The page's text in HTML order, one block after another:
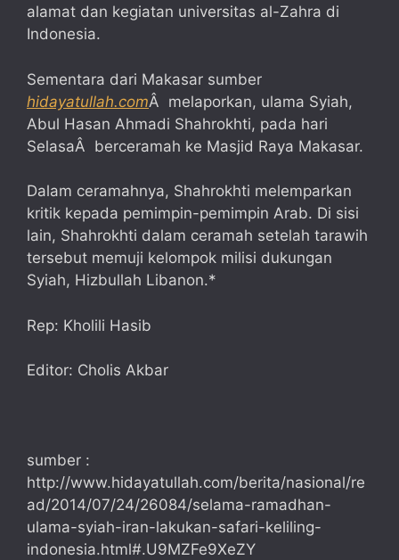
alamat dan kegiatan universitas al-Zahra di
Indonesia.
Sementara dari Makasar sumber
hidayatullah.comÂ melaporkan, ulama Syiah,
Abul Hasan Ahmadi Shahrokhti, pada hari
SelasaÂ berceramah ke Masjid Raya Makasar.
Dalam ceramahnya, Shahrokhti melemparkan
kritik kepada pemimpin-pemimpin Arab. Di sisi
lain, Shahrokhti dalam ceramah setelah tarawih
tersebut memuji kelompok milisi dukungan
Syiah, Hizbullah Libanon.*
Rep: Kholili Hasib
Editor: Cholis Akbar
sumber :
http://www.hidayatullah.com/berita/nasional/re
ad/2014/07/24/26084/selama-ramadhan-
ulama-syiah-iran-lakukan-safari-keliling-
indonesia.html#.U9MZFe9XeZY